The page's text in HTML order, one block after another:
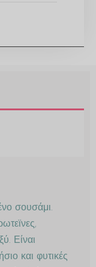
σουσάμι.
Είναι
και φυτικές